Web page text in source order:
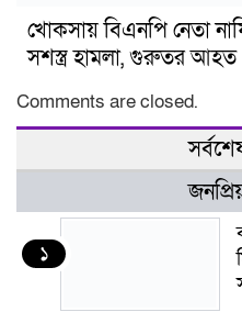
খোকসায় বিএনপি নেতা
সশস্ত্র হামলা, গুরুতর আহত
Comments are closed.
১